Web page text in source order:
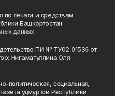
по печати и средствам
Башкортостан
данных
ПИ № ТУ02-01536 от
Нигаматуллина Оля
политическая, социальная,
удмуртов Республики